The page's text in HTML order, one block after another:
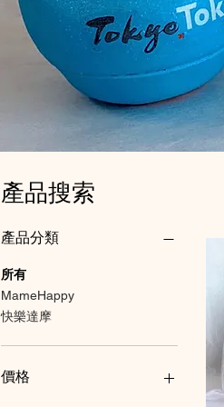
產品搜索
產品分類
所有
MameHappy
快樂達摩
價格